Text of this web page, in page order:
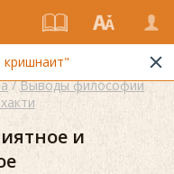
кришнаит"
/Выводы философии
и